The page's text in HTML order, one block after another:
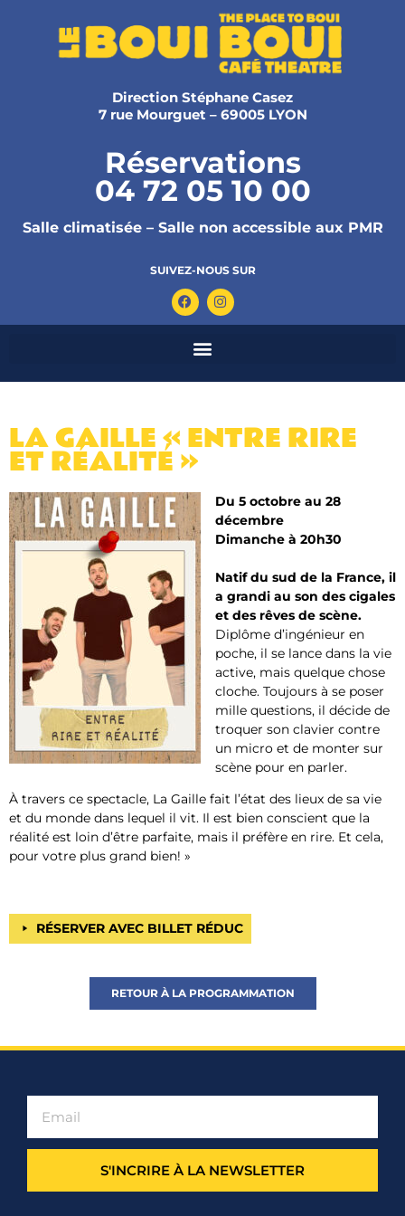
Direction Stéphane Casez
7 rue Mourguet – 69005 LYON
Réservations
04 72 05 10 00
Salle climatisée – Salle non accessible aux PMR
SUIVEZ-NOUS SUR
LA GAILLE « ENTRE RIRE
ET RÉALITÉ »
Du 5 octobre au 28
décembre
Dimanche à 20h30
Natif du sud de la France, il
a grandi au son des cigales
et des rêves de scène.
Diplôme d’ingénieur en
poche, il se lance dans la vie
active, mais quelque chose
cloche. Toujours à se poser
mille questions, il décide de
troquer son clavier contre
un micro et de monter sur
scène pour en parler.
À travers ce spectacle, La Gaille fait l’état des lieux de sa vie
et du monde dans lequel il vit. Il est bien conscient que la
réalité est loin d’être parfaite, mais il préfère en rire. Et cela,
pour votre plus grand bien! »
RÉSERVER AVEC BILLET RÉDUC
RETOUR À LA PROGRAMMATION
S'INCRIRE À LA NEWSLETTER